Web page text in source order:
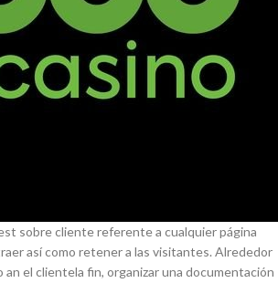
sobre cliente referente a cualquier página
así­ como retener a las visitantes. Alrededor
el clientela fin, organizar una documentación